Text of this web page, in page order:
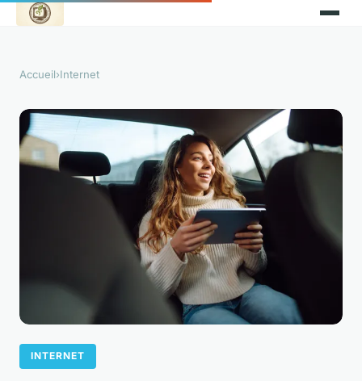
Accueil›Internet
INTERNET